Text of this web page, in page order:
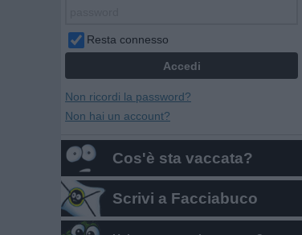
Resta connesso
Non ricordi la password?
Non hai un account?
Cos'è sta vaccata?
Scrivi a Facciabuco